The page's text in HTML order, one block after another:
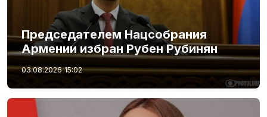
Председателем Нацсобрания
Армении избран Рубен Рубинян
03.08.2026 15:02